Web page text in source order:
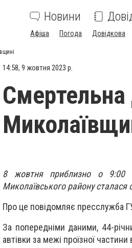
Новини
Афіша Погода Довідкова
14:58, 9 жовтня 2023 р.
8 жовтня приблизно о 9:00
Миколаївського району
Про це повідомляє пресслужба
За попередніми даними, 44-
автівки за межі проїзної